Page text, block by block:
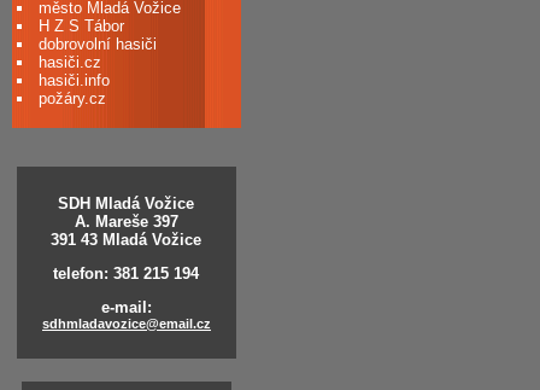
město Mladá Vožice
H Z S Tábor
dobrovolní hasiči
hasiči.cz
hasiči.info
požáry.cz
SDH Mladá Vožice
A. Mareše 397
391 43 Mladá Vožice
telefon: 381 215 194
e-mail:
sdhmladavozice@email.cz